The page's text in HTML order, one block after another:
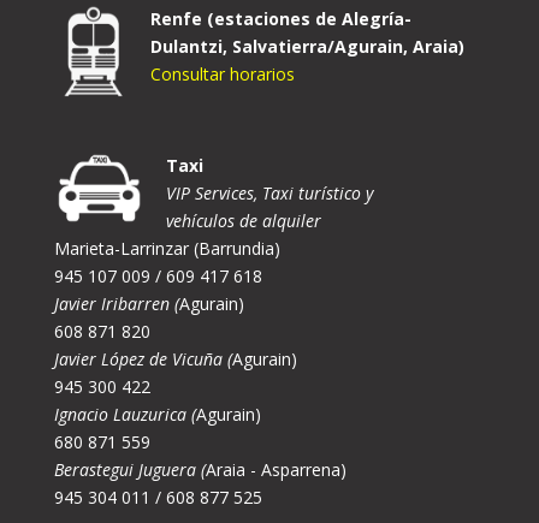
Renfe (estaciones de Alegría-
Dulantzi, Salvatierra/Agurain, Araia)
Consultar horarios
Taxi
VIP Services, Taxi turístico y
vehículos de alquiler
Marieta-Larrinzar (Barrundia)
945 107 009 / 609 417 618
Javier Iribarren (Agurain)
608 871 820
Javier López de Vicuña (Agurain)
945 300 422
Ignacio Lauzurica (Agurain)
680 871 559
Berastegui Juguera (Araia - Asparrena)
945 304 011 / 608 877 525